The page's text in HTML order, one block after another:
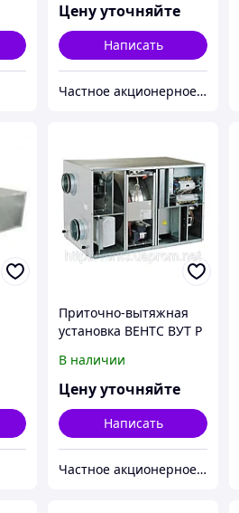
Цену уточняйте
Написать
Частное акционерное общество «Вентиляционные системы». Торговая марка ВЕНТС.
Приточно-вытяжная
установка ВЕНТС ВУТ Р
В наличии
Цену уточняйте
Написать
Частное акционерное общество «Вентиляционные системы». Торговая марка ВЕНТС.